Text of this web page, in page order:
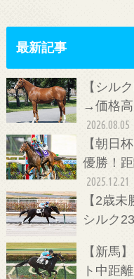
最新記事
【シル
→価格高
2026.08.05
【朝日
優勝！
2025.12.21
【2歳
シルク
【新馬
ト中距